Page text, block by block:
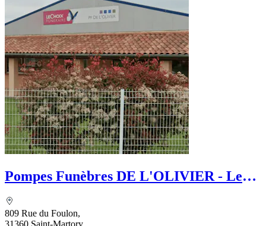
Pompes Funèbres DE L'OLIVIER - Le
809 Rue du Foulon,
31360 Saint-Martory